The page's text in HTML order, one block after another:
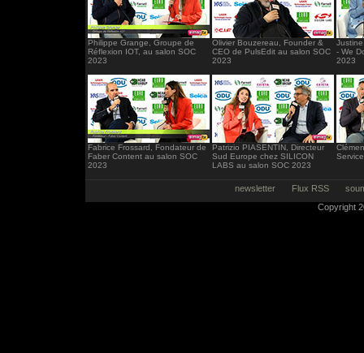
Philippe Grange, Groupe de
Réflexion IOT, au salon SOC
2023
Olivier Bouzereau, Founder &
CEO de PulsEdit au salon SOC
2023
- We
2023
Fabrice Frossard, Fondateur de
Faber Content au salon SOC
2023
Patrizio PIASENTIN, Directeur
Sud Europe chez SILICON
LABS au salon SOC 2023
newsletter Flux RSS
Copyright